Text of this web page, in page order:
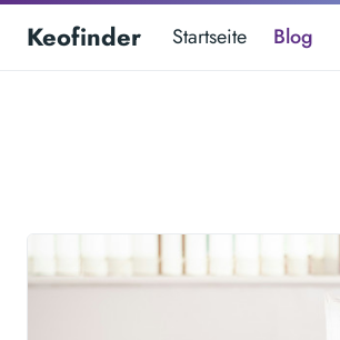
Keofinder Startseite Blog